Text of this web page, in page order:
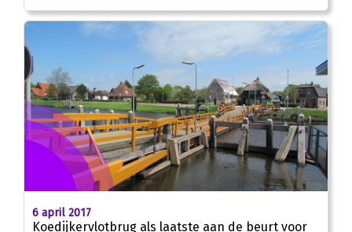
6 april 2017
Koedijkervlotbrug als laatste aan de beurt voor